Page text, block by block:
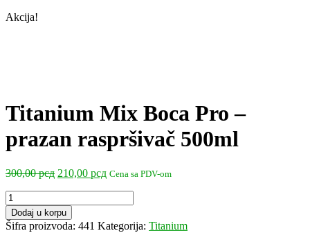
Akcija!
Titanium Mix Boca Pro –
prazan raspršivač 500ml
300,00рсд Originalna
bila:
300,00 рсд.
210,00 рсдTrenutna
Cena sa PDV-om
Titanium
Mix
Boca
Pro
Dodaj u korpu
Šifra proizvoda: 441 Kategorija: Titanium